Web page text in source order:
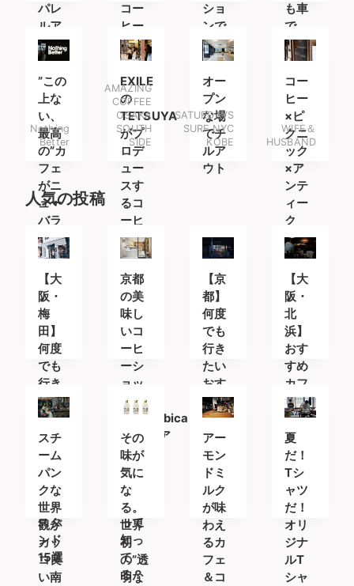
パレ
ルア
イテ
ムを
楽し
みに
南船
場へ
コー
ヒー
スタ
ンド
ショ
ンで
最高
のラ
テを
も車
で
も。
”この
上な
い、
最高
の”カ
フェ
がニ
ュー
バラ
ンス
原宿
の4
階
に。
Nothing
Better
EXILE
の
TETSUYA
がプ
ロデ
ュー
スす
るコ
ーヒ
ース
タン
ド
AMAZING
COFFEE
OSAKA
SOUTH
SIDE
オー
プン
な場
でチ
ルア
ウト
SATURDAYS
SURF NYC
KOBE
コー
ヒー
×ピ
クニ
ック
×ア
ンテ
ィー
ク
WIFE＆
HUSBAND
人気の投稿
【大
阪・
梅
田】
何度
でも
行き
たい
おす
すめ
カフ
ェ＆
コー
ヒー
スタ
ンド
15選
京都
の美
味し
いコ
ーヒ
ーシ
ョッ
プ
「%Arabica
Kyoto(ア
ラビ
カキ
ョウ
ト)」
って
知っ
て
る？
【京
都】
何度
でも
行き
たい
おす
すめ
カフ
ェ＆
コー
ヒー
スタ
ンド
【大
阪・
北
浜】
おす
すめ
カフ
ェ・
コー
ヒー
スタ
ンド
8選
スチ
ーム
パン
クな
世界
観が
カッ
コ良
い南
その
味が
気に
な
る。
世界
初
の”透
明な
アー
モン
ドミ
ルク
が味
わえ
るカ
フェ
＆コ
夏
だ！
Tシ
ャツ
だ！
オリ
ジナ
ルT
シャ